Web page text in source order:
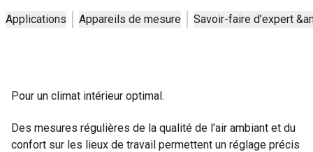
Applications Appareils de mesure Savoir-faire d’expert
Pour un climat intérieur optimal.
Des mesures régulières de la qualité de l'air ambiant et du
confort sur les lieux de travail permettent un réglage précis